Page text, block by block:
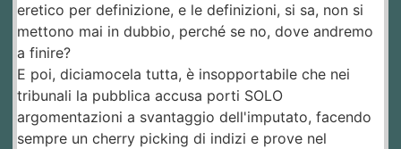
eretico per definizione, e le definizioni, si sa, non si
mettono mai in dubbio, perché se no, dove andremo
a finire?
E poi, diciamocela tutta, è insopportabile che nei
tribunali la pubblica accusa porti SOLO
argomentazioni a svantaggio dell'imputato, facendo
sempre un cherry picking di indizi e prove nel